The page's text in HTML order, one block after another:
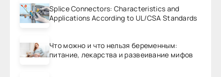
Splice Connectors: Characteristics and
Applications According to UL/CSA Standards
Что можно и что нельзя беременным:
питание, лекарства и развеивание мифов